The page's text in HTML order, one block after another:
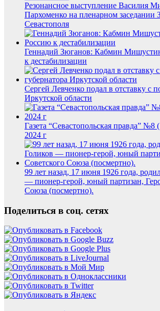
Резонансное выступление Василия
Пархоменко на пленарном заседании
Севастополя
Геннадий Зюганов: Кабмин
к дестабилизации
Сергей Левченко подал в отставку с
Иркутской области
Газета “Севастопольская правда” №8
2024 г
99 лет назад, 17 июня 1926 года,
— пионер-герой, юный партизан,
Союза (посмертно).
Поделиться в соц. сетях